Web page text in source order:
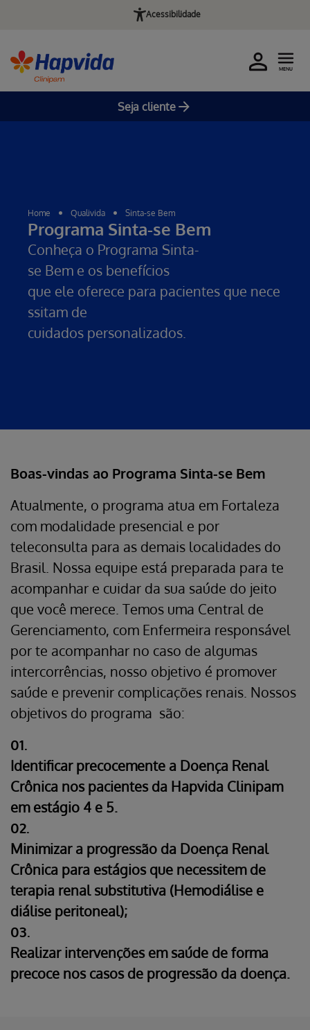
Acessibilidade
Seja cliente
MENU
Home Qualivida Sinta-se Bem
Programa Sinta-se Bem
Conheça o Programa Sinta-
se Bem e os benefícios
que ele oferece para pacientes que nece
ssitam de
cuidados personalizados.
Boas-vindas ao Programa Sinta-se Bem
Atualmente, o programa atua em Fortaleza
com modalidade presencial e por
teleconsulta para as demais localidades do
Brasil. Nossa equipe está preparada para te
acompanhar e cuidar da sua saúde do jeito
que você merece. Temos uma Central de
Gerenciamento, com Enfermeira responsável
por te acompanhar no caso de algumas
intercorrências, nosso objetivo é promover
saúde e prevenir complicações renais. Nossos
objetivos do programa são:
01.
Identificar precocemente a Doença Renal
Crônica nos pacientes da Hapvida Clinipam
em estágio 4 e 5.
02.
Minimizar a progressão da Doença Renal
Crônica para estágios que necessitem de
terapia renal substitutiva (Hemodiálise e
diálise peritoneal);
03.
Realizar intervenções em saúde de forma
precoce nos casos de progressão da doença.